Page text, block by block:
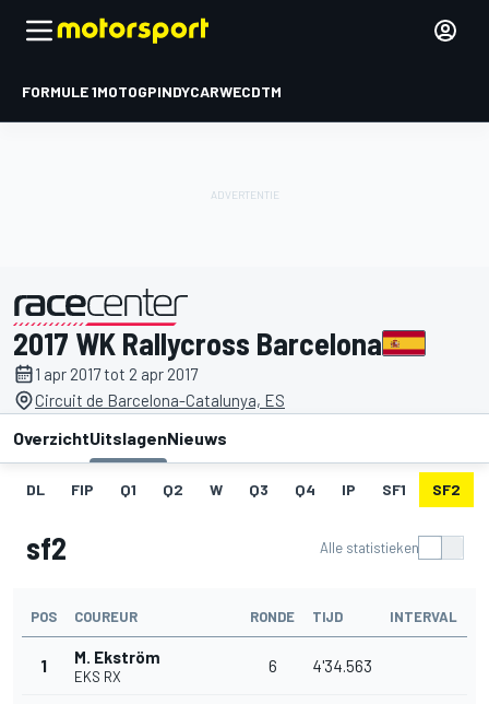
FORMULE 1MOTOGPINDYCARWECDTM
gepresenteerd door
2017 WK Rallycross Barcelona
1 apr 2017 tot 2 apr 2017
Circuit de Barcelona-Catalunya, ES
OverzichtUitslagenNieuws
DL FIP Q1 Q2 W Q3 Q4 IP SF1 SF2
sf2 Alle statistieken
POS COUREUR RONDE TIJD INTERVAL
1 M. Ekström
EKS RX
6 4'34.563